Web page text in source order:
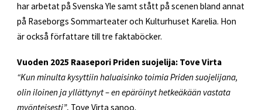
har arbetat på Svenska Yle samt stått på scenen bland annat
på Raseborgs Sommarteater och Kulturhuset Karelia. Hon
är också författare till tre faktaböcker.
Vuoden 2025 Raasepori Priden suojelija: Tove Virta
“Kun minulta kysyttiin haluaisinko toimia Priden suojelijana,
olin iloinen ja yllättynyt – en epäröinyt hetkeäkään vastata
myönteisesti”, Tove Virta sanoo.